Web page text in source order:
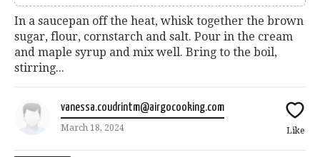
In a saucepan off the heat, whisk together the brown
sugar, flour, cornstarch and salt. Pour in the cream
and maple syrup and mix well. Bring to the boil,
stirring...
vanessa.coudrintm@airgocooking.com
March 18, 2024 Like